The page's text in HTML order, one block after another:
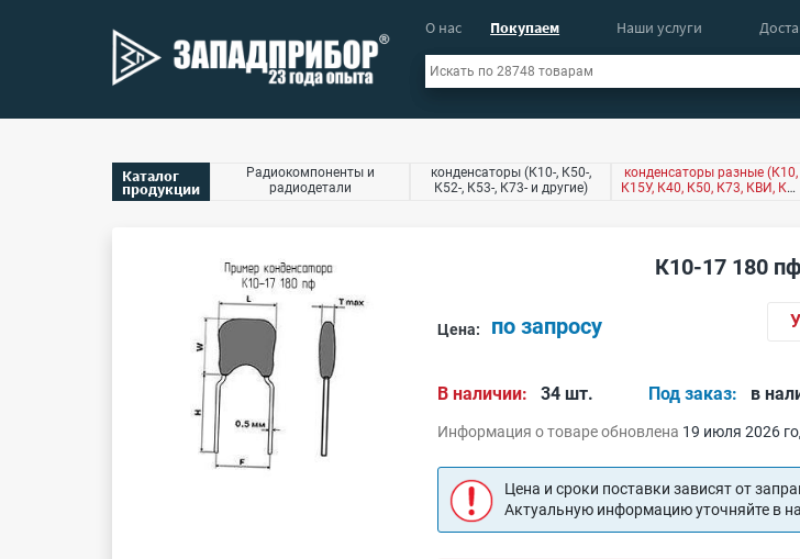
О нас Покупаем Наши услуги
Каталог
продукции
Радиокомпоненты и
радиодетали
конденсаторы (К10-, К50-,
К52-, К53-, К73- и другие)
конденсаторы разные (К10,
К15У, К40, К50, К73, КВИ, КМ,
К10-17 180 пф
Цена: по запросу
В наличии: 34 шт. Под заказ: в
Информация о товаре обновлена 19 июля 2026
Цена и сроки поставки зависят от
Актуальную информацию уточняйте в